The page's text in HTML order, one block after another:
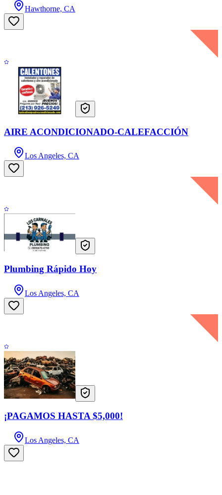
Hawthorne, CA
AIRE ACONDICIONADO-CALEFACCIÓN
Los Angeles, CA
Plumbing Rápido Hoy
Los Angeles, CA
¡PAGAMOS HASTA $5,000!
Los Angeles, CA